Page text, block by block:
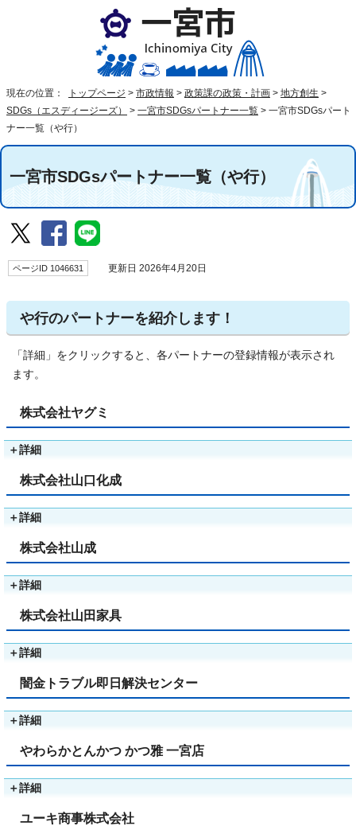
現在の位置： トップページ > 市政情報 > 政策課の政策・計画 > 地方創生 >
SDGs（エスディージーズ）
> 一宮市SDGsパートナー一覧 > 一宮市SDGsパート
ナー一覧（や行）
一宮市SDGsパートナー一覧（や行）
ページID 1046631 更新日 2026年4月20日
や行のパートナーを紹介します！
「詳細」をクリックすると、各パートナーの登録情報が表示され
ます。
株式会社ヤグミ
＋詳細
株式会社山口化成
＋詳細
株式会社山成
＋詳細
株式会社山田家具
＋詳細
闇金トラブル即日解決センター
＋詳細
やわらかとんかつ かつ雅 一宮店
＋詳細
ユーキ商事株式会社